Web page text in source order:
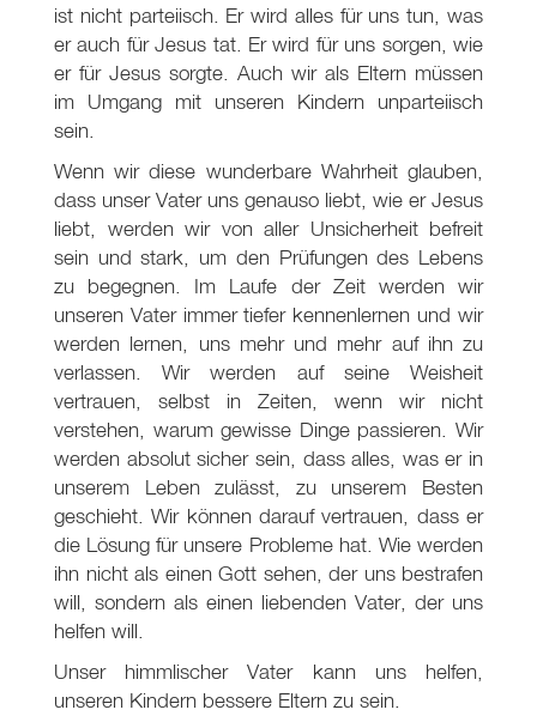
ist nicht parteiisch. Er wird alles für uns tun, was
er auch für Jesus tat. Er wird für uns sorgen, wie
er für Jesus sorgte. Auch wir als Eltern müssen
im Umgang mit unseren Kindern unparteiisch
sein.
Wenn wir diese wunderbare Wahrheit glauben,
dass unser Vater uns genauso liebt, wie er Jesus
liebt, werden wir von aller Unsicherheit befreit
sein und stark, um den Prüfungen des Lebens
zu begegnen. Im Laufe der Zeit werden wir
unseren Vater immer tiefer kennenlernen und wir
werden lernen, uns mehr und mehr auf ihn zu
verlassen. Wir werden auf seine Weisheit
vertrauen, selbst in Zeiten, wenn wir nicht
verstehen, warum gewisse Dinge passieren. Wir
werden absolut sicher sein, dass alles, was er in
unserem Leben zulässt, zu unserem Besten
geschieht. Wir können darauf vertrauen, dass er
die Lösung für unsere Probleme hat. Wie werden
ihn nicht als einen Gott sehen, der uns bestrafen
will, sondern als einen liebenden Vater, der uns
helfen will.
Unser himmlischer Vater kann uns helfen,
unseren Kindern bessere Eltern zu sein.